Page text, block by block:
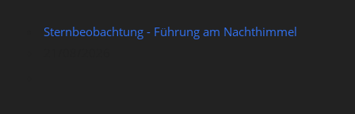
Sternbeobachtung - Führung am Nachthimmel